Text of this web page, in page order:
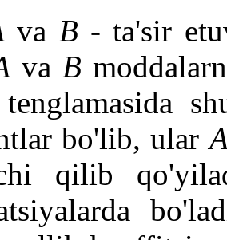
va B - ta'sir
va B
bo'lib, ular
qilib